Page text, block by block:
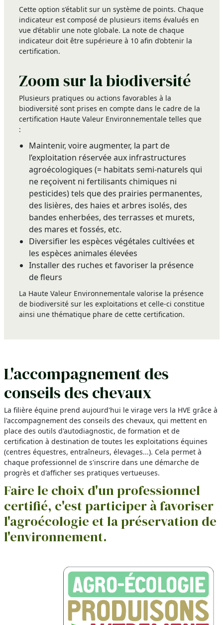
Cette option s’établit sur un système de points. Chaque
indicateur est composé de plusieurs items évalués en
vue d’établir une note globale. La note de chaque
indicateur doit être supérieure à 10 afin d’obtenir la
certification.
Zoom sur la biodiversité
Plusieurs pratiques ou actions favorables à la
biodiversité sont prises en compte dans le cadre de la
certification Haute Valeur Environnementale telles que
:
Maintenir, voire augmenter, la part de
l’exploitation réservée aux infrastructures
agroécologiques (= habitats semi-naturels qui
ne reçoivent ni fertilisants chimiques ni
pesticides) tels que des prairies permanentes,
des lisières, des haies et arbres isolés, des
bandes enherbées, des terrasses et murets,
des mares et fossés, etc.
Diversifier les espèces végétales cultivées et
les espèces animales élevées
Installer des ruches et favoriser la présence
de fleurs
La Haute Valeur Environnementale valorise la présence
de biodiversité sur les exploitations et celle-ci constitue
ainsi une thématique phare de cette certification.
L'accompagnement des
conseils des chevaux
La filière équine prend aujourd'hui le virage vers la HVE grâce à
l'accompagnement des conseils des chevaux, qui mettent en
place des outils d'autodiagnostic, de formation et de
certification à destination de toutes les exploitations équines
(centres équestres, entraîneurs, élevages...). Cela permet à
chaque professionnel de s'inscrire dans une démarche de
progrès et d'afficher ses pratiques vertueuses.
Faire le choix d'un professionnel
certifié, c'est participer à favoriser
l'agroécologie et la préservation de
l'environnement.